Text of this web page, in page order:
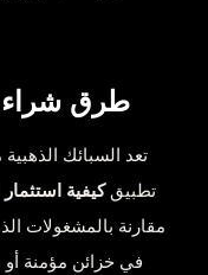
طرق شراء
تعد السبائك
تطبيقكيفية
مقارنة بالمشغولات
في خزائن مؤمنة